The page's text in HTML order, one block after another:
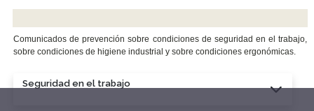
Comunicados de prevención sobre condiciones de seguridad en el trabajo,
sobre condiciones de higiene industrial y sobre condiciones ergonómicas.
Seguridad en el trabajo